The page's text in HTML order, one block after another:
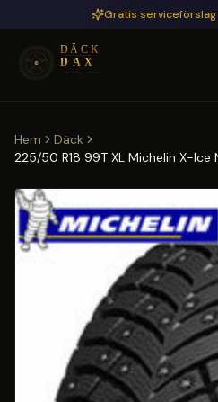
Hoppa till huvudinnehåll
Gratis
Hem
Däck
225/50 R18 99T XL Michelin X-Ice